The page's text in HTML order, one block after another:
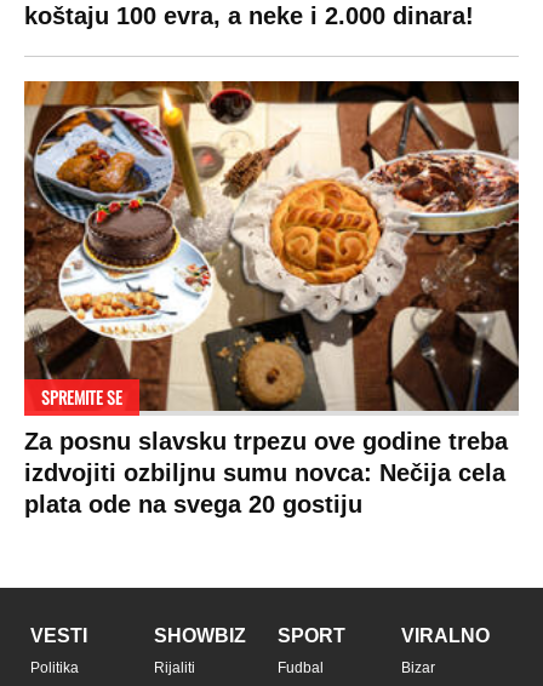
koštaju 100 evra, a neke i 2.000 dinara!
SPREMITE SE
Za posnu slavsku trpezu ove godine treba
izdvojiti ozbiljnu sumu novca: Nečija cela
plata ode na svega 20 gostiju
VESTI
Politika
SHOWBIZ
Rijaliti
SPORT
Fudbal
VIRALNO
Bizar